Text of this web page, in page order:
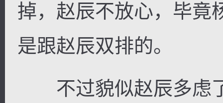
掉，赵辰不放心，毕竟
是跟赵辰双排的。
不过貌似赵辰多虑